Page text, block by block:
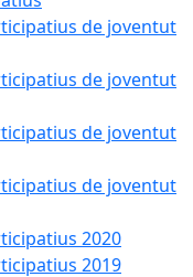
de joventut
de joventut
de joventut
de joventut
2020
2019